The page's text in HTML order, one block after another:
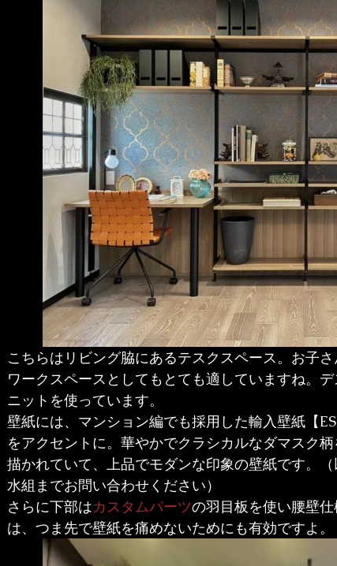
こちらはリビング脇にあるテスクスペース。お子
ワークスペースとしてもとても適していますね。デ
ニットを使っています。
壁紙には、マンション編でも採用した輸入壁紙【
をアクセントに。華やかでクラシカルなダマスク
描かれていて、上品でモダンな印象の壁紙です。
水組までお問い合わせください）
さらに下部はカスタムパーツの羽目板を使い腰壁
は、つま先で壁紙を痛めないためにも有効ですよ。